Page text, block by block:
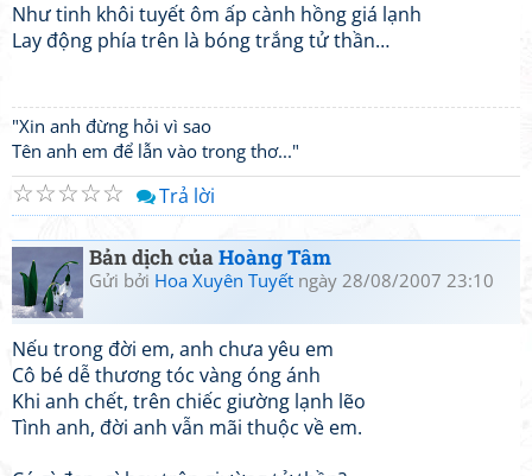
Như tinh khôi tuyết ôm ấp cành hồng giá lạnh
Lay động phía trên là bóng trắng tử thần…
"Xin anh đừng hỏi vì sao
Tên anh em để lẫn vào trong thơ..."
☆
☆
☆
☆
☆ Trả lời
Bản dịch củaHoàng Tâm
Gửi bởi Hoa Xuyên Tuyết ngày 28/08/2007 23:10
Nếu trong đời em, anh chưa yêu em
Cô bé dễ thương tóc vàng óng ánh
Khi anh chết, trên chiếc giường lạnh lẽo
Tình anh, đời anh vẫn mãi thuộc về em.